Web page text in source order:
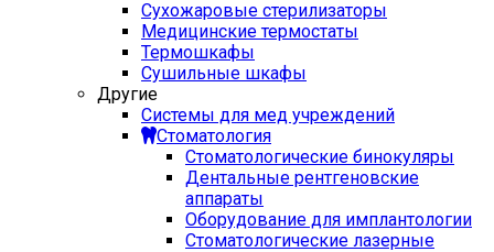
Сухожаровые стерилизаторы
Медицинские термостаты
Термошкафы
Сушильные шкафы
Другие
Системы для мед учреждений
Стоматология
Стоматологические бинокуляры
Дентальные рентгеновские
аппараты
Оборудование для имплантологии
Стоматологические лазерные